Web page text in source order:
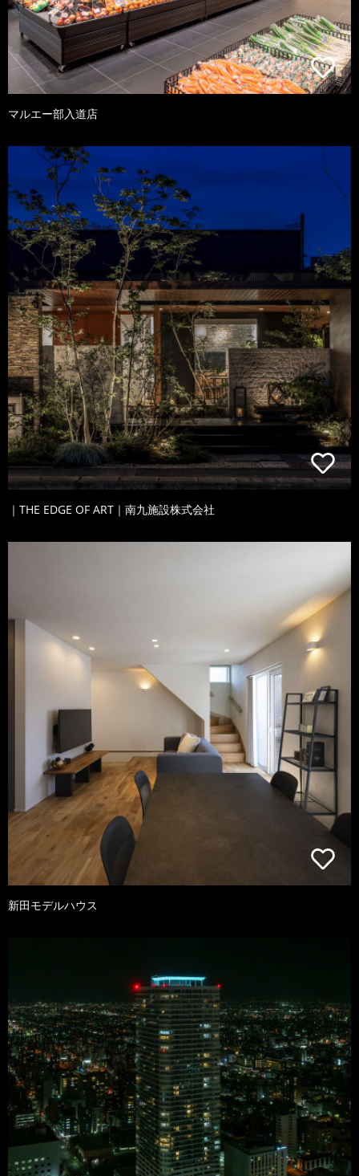
マルエー部入道店
｜THE EDGE OF ART｜南九施設株式会社
新田モデルハウス